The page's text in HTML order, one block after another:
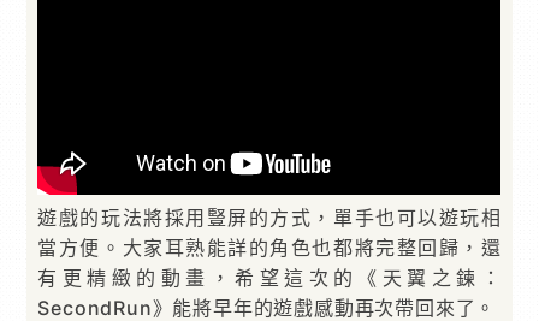
遊戲的玩法將採用豎屏的方式，單手也可以遊玩相
當方便。大家耳熟能詳的角色也都將完整回歸，還
有更精緻的動畫，希望這次的《天翼之鍊：
SecondRun》能將早年的遊戲感動再次帶回來了。